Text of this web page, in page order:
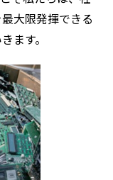
大限発揮できる
ます。